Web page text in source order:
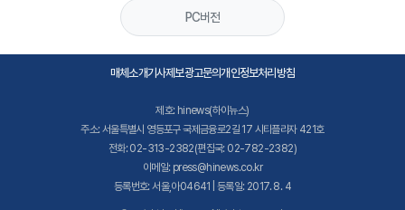
PC버전
매체소개기사제보광고문의개인정보처리방침
제호: hinews(하이뉴스)
주소: 서울특별시 영등포구 국제금융로2길 17 시티플라자 421호
전화: 02-313-2382(편집국: 02-782-2382)
이메일: press@hinews.co.kr
등록번호: 서울,아04641 | 등록일: 2017. 8. 4